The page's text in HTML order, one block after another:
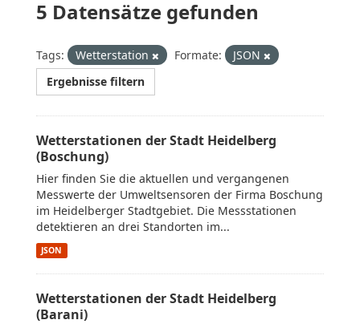
5 Datensätze gefunden
Tags: Wetterstation Formate:
JSON
Ergebnisse filtern
Wetterstationen der Stadt Heidelberg
(Boschung)
Hier finden Sie die aktuellen und vergangenen
Messwerte der Umweltsensoren der Firma Boschung
im Heidelberger Stadtgebiet. Die Messstationen
detektieren an drei Standorten im...
JSON
Wetterstationen der Stadt Heidelberg
(Barani)